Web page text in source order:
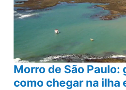
Morro de São Paulo:
como chegar na ilha